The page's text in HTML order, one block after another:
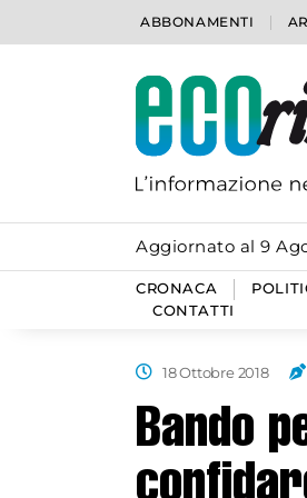
ABBONAMENTI
Aggiornato al 9
CRONACA
CONTATTI
18 Ottobre 2018
Bando